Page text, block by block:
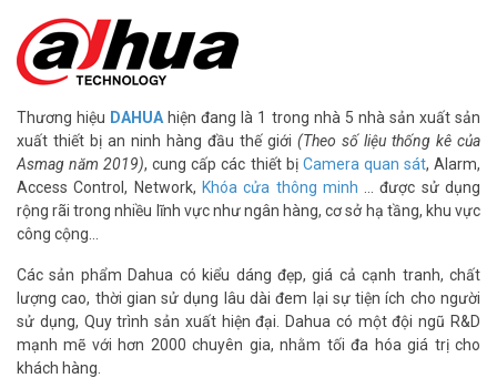
Thương hiệu DAHUA hiện đang là 1 trong nhà 5 nhà sản xuất sản
xuất thiết bị an ninh hàng đầu thế giới (Theo số liệu thống kê của
Asmag năm 2019), cung cấp các thiết bị Camera quan sát, Alarm,
Access Control, Network, Khóa cửa thông minh … được sử dụng
rộng rãi trong nhiều lĩnh vực như ngân hàng, cơ sở hạ tầng, khu vực
công cộng…
Các sản phẩm Dahua có kiểu dáng đẹp, giá cả cạnh tranh, chất
lượng cao, thời gian sử dụng lâu dài đem lại sự tiện ích cho người
sử dụng, Quy trình sản xuất hiện đại. Dahua có một đội ngũ R&D
mạnh mẽ với hơn 2000 chuyên gia, nhằm tối đa hóa giá trị cho
khách hàng.